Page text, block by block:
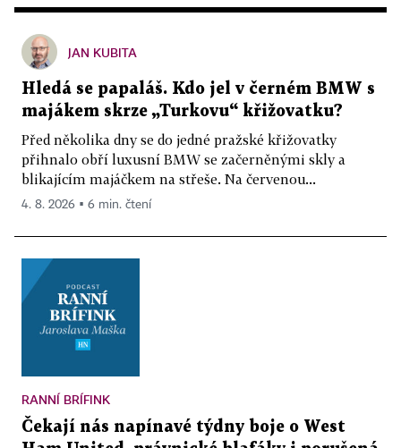
JAN KUBITA
Hledá se papaláš. Kdo jel v černém BMW s
majákem skrze „Turkovu“ křižovatku?
Před několika dny se do jedné pražské křižovatky
přihnalo obří luxusní BMW se začerněnými skly a
blikajícím majáčkem na střeše. Na červenou...
4. 8. 2026 ▪ 6 min. čtení
RANNÍ BRÍFINK
Čekají nás napínavé týdny boje o West